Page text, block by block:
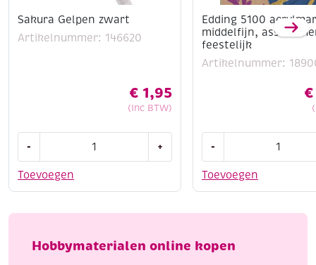
Sakura Gelpen zwart
Artikelnummer: 146620
€ 1,95
(Inc BTW)
Toevoegen
-
zwart
+
Edding 5100
middelfijn,
feestelijk
Artikelnummer:
€
Toevoegen
-
acrylmarkers
feestelijk
Hobbymaterialen online kopen